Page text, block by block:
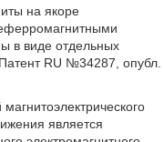
на якоре
в виде отдельных
RU №34287, опубл.
является